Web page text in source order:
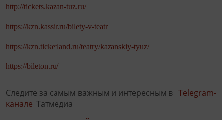
http://tickets.kazan-tuz.ru/
https://kzn.kassir.ru/bilety-v-teatr
https://kzn.ticketland.ru/teatry/kazanskiy-tyuz/
https://bileton.ru/
Следите за самым важным и интересным в Telegram-
канале Татмедиа